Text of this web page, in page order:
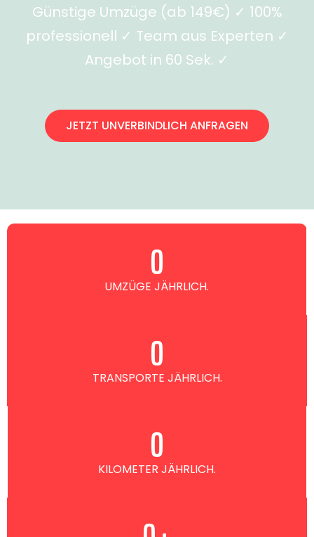
Günstige Umzüge (ab 149€) ✓ 100%
professionell ✓ Team aus Experten ✓
Angebot in 60 Sek. ✓
JETZT UNVERBINDLICH ANFRAGEN
UMZÜGE JÄHRLICH.
0
TRANSPORTE JÄHRLICH.
0
KILOMETER JÄHRLICH.
0